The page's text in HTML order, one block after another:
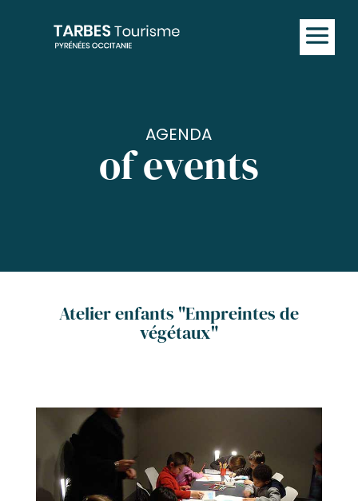
AGENDA
of events
Atelier enfants "Empreintes de
végétaux"